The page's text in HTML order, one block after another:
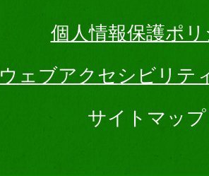
個人情報保護ポ
ウェブアクセシビリテ
サイトマップ